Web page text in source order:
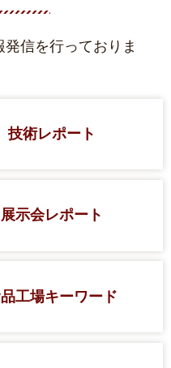
信を行っておりま
技術レポート
展示会レポート
工場キーワード